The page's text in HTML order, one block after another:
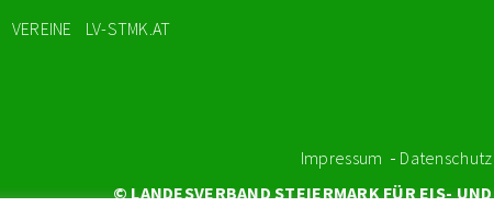
VEREINE LV-STMK.AT
Impressum Datenschutz
© LANDESVERBAND STEIERMARK FÜR EIS- UND